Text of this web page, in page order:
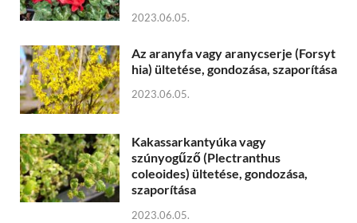
2023.06.05.
Az aranyfa vagy aranycserje (Forsyt
hia) ültetése, gondozása, szaporítása
2023.06.05.
Kakassarkantyúka vagy
szúnyogűző (Plectranthus
coleoides) ültetése, gondozása,
szaporítása
2023.06.05.